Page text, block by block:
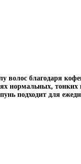
волос благодаря
нормальных,
подходит для